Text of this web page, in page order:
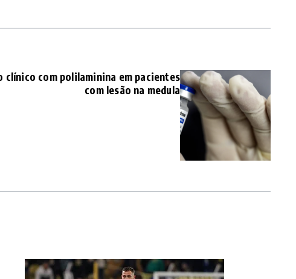
clínico com polilaminina em pacientes
com lesão na medula